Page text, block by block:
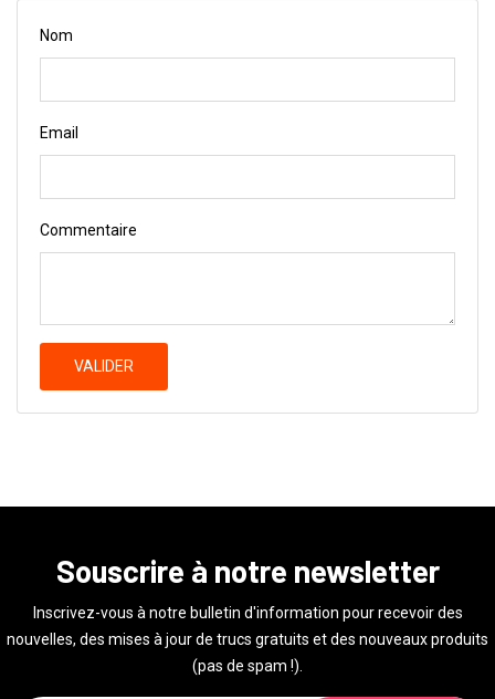
Nom
Email
Commentaire
VALIDER
Souscrire à notre newsletter
Inscrivez-vous à notre bulletin d'information pour recevoir des
nouvelles, des mises à jour de trucs gratuits et des nouveaux produits
(pas de spam !).